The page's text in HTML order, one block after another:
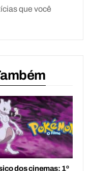
que você
dos cinemas: 1º